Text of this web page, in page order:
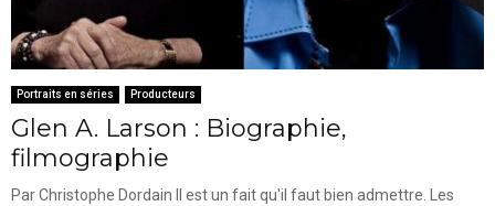
Portraits en séries Producteurs
Glen A. Larson : Biographie,
filmographie
Par Christophe Dordain Il est un fait qu'il faut bien admettre. Les